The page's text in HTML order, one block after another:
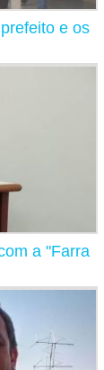
e os
a "Farra